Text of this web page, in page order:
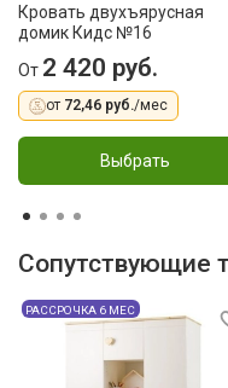
Кровать двухъярусная
домик Кидс №16
От 2 420 руб.
от 72,46 руб./мес
Выбрать
Сопутствующие
РАССРОЧКА 6 МЕС